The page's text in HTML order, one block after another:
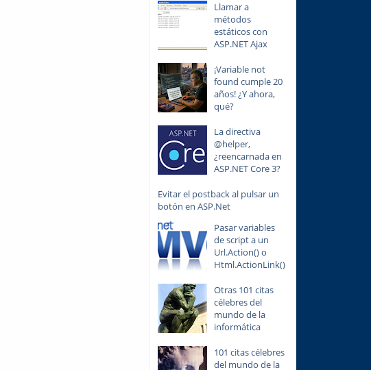
Llamar a
métodos
estáticos con
ASP.NET Ajax
¡Variable not
found cumple 20
años! ¿Y ahora,
qué?
La directiva
@helper,
¿reencarnada en
ASP.NET Core 3?
Evitar el postback al pulsar un
botón en ASP.Net
Pasar variables
de script a un
Url.Action() o
Html.ActionLink()
Otras 101 citas
célebres del
mundo de la
informática
101 citas célebres
del mundo de la